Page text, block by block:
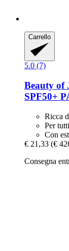
Carrello
5.0 (7)
Beauty of
SPF50+
Ricca
Per
Con
€ 21,33 (€
Consegna